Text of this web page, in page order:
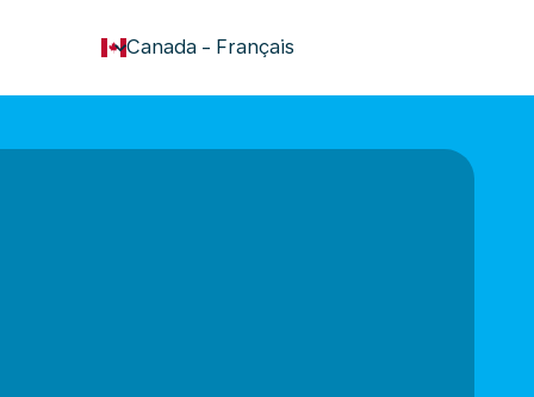
Canada - Français
keyboard_arrow_down